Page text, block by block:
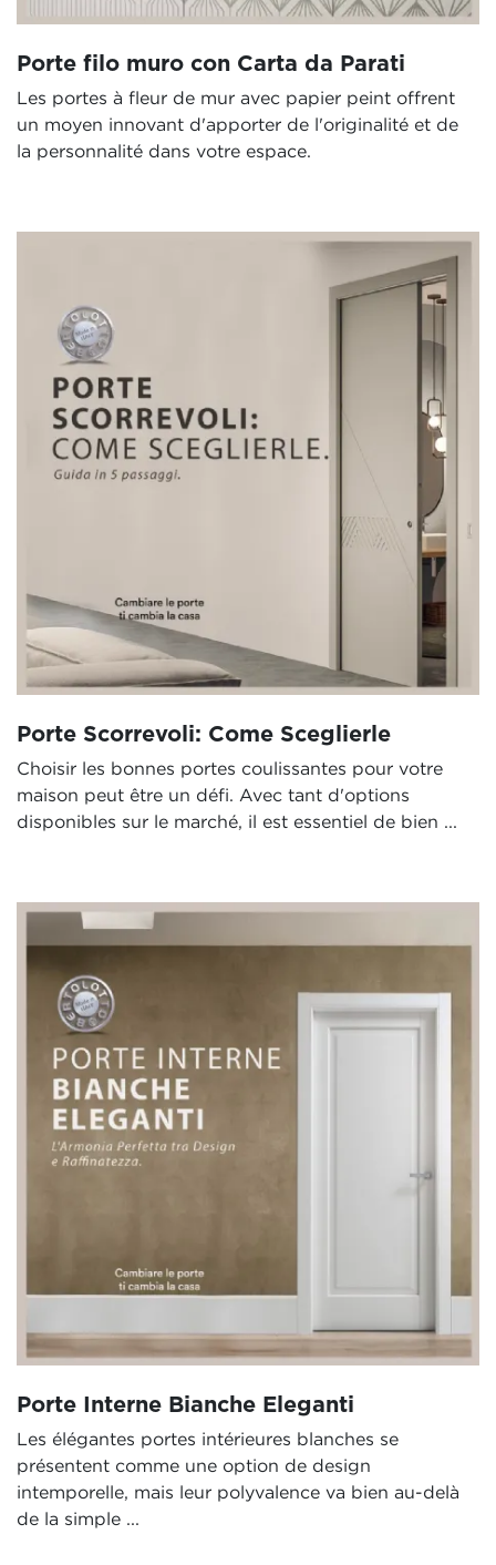
Porte filo muro con Carta da Parati
Les portes à fleur de mur avec papier peint offrent
un moyen innovant d'apporter de l'originalité et de
la personnalité dans votre espace.
Porte Scorrevoli: Come Sceglierle
Choisir les bonnes portes coulissantes pour votre
maison peut être un défi. Avec tant d'options
disponibles sur le marché, il est essentiel de bien ...
Porte Interne Bianche Eleganti
Les élégantes portes intérieures blanches se
présentent comme une option de design
intemporelle, mais leur polyvalence va bien au-delà
de la simple ...